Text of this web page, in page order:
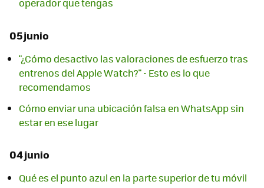
operador que tengas
05 junio
"¿Cómo desactivo las valoraciones de esfuerzo tras
entrenos del Apple Watch?" - Esto es lo que
recomendamos
Cómo enviar una ubicación falsa en WhatsApp sin
estar en ese lugar
04 junio
Qué es el punto azul en la parte superior de tu móvil